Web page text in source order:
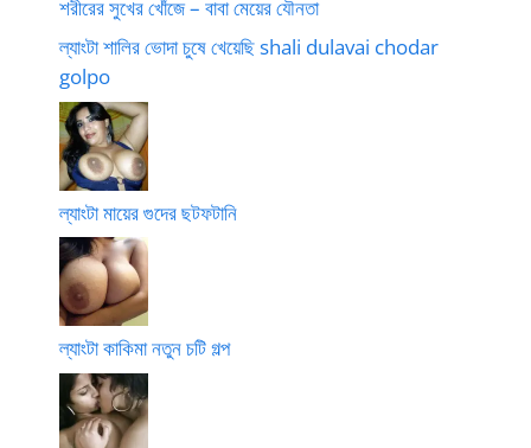
শরীরের সুখের খোঁজে – বাবা মেয়ের যৌনতা
ল্যাংটা শালির ভোদা চুষে খেয়েছি shali dulavai chodar
golpo
ল্যাংটা মায়ের গুদের ছটফটানি
ল্যাংটা কাকিমা নতুন চটি গল্প